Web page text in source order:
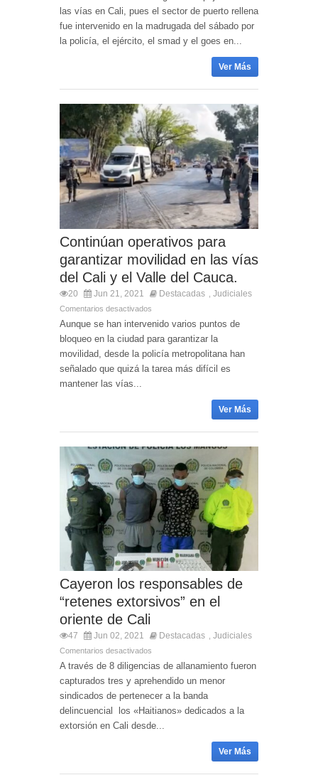
las vías en Cali, pues el sector de puerto rellena
fue intervenido en la madrugada del sábado por
la policía, el ejército, el smad y el goes en...
Ver Más
Continúan operativos para
garantizar movilidad en las vías
del Cali y el Valle del Cauca.
20 Jun 21, 2021 Destacadas Judiciales
Comentarios desactivados
Aunque se han intervenido varios puntos de
bloqueo en la ciudad para garantizar la
movilidad, desde la policía metropolitana han
señalado que quizá la tarea más difícil es
mantener las vías...
Ver Más
Cayeron los responsables de
“retenes extorsivos” en el
oriente de Cali
47 Jun 02, 2021 Destacadas Judiciales
Comentarios desactivados
A través de 8 diligencias de allanamiento fueron
capturados tres y aprehendido un menor
sindicados de pertenecer a la banda
delincuencial los «Haitianos» dedicados a la
extorsión en Cali desde...
Ver Más